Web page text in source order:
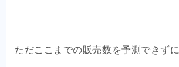
ただここまでの販売数を予測できずに